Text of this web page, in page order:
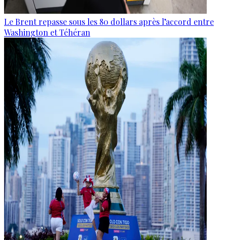
Le Brent repasse sous les 80 dollars après l’accord entre
Washington et Téhéran